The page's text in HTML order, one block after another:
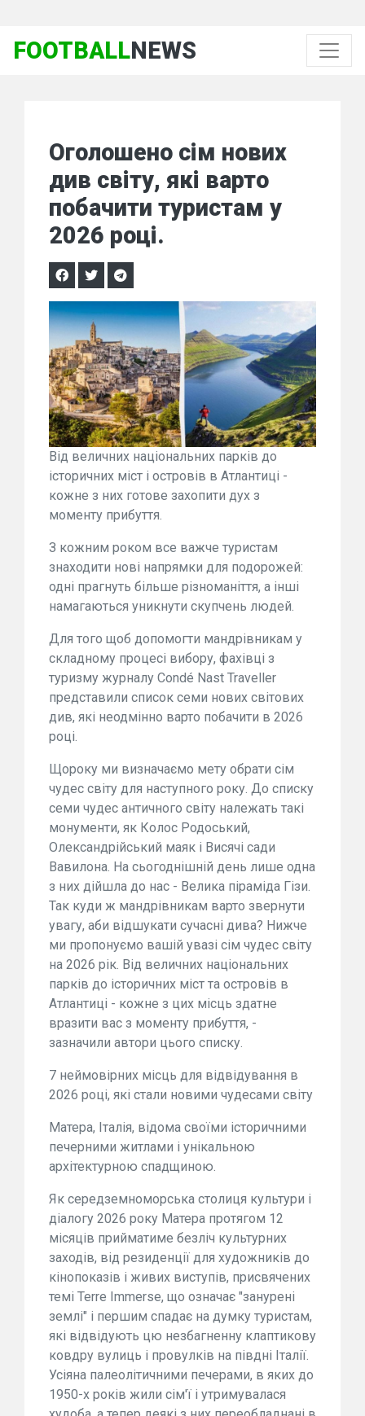
FOOTBALLNEWS
Оголошено сім нових
див світу, які варто
побачити туристам у
2026 році.
Від величних національних парків до
історичних міст і островів в Атлантиці -
кожне з них готове захопити дух з
моменту прибуття.
З кожним роком все важче туристам
знаходити нові напрямки для подорожей:
одні прагнуть більше різноманіття, а інші
намагаються уникнути скупчень людей.
Для того щоб допомогти мандрівникам у
складному процесі вибору, фахівці з
туризму журналу Condé Nast Traveller
представили список семи нових світових
див, які неодмінно варто побачити в 2026
році.
Щороку ми визначаємо мету обрати сім
чудес світу для наступного року. До списку
семи чудес античного світу належать такі
монументи, як Колос Родоський,
Олександрійський маяк і Висячі сади
Вавилона. На сьогоднішній день лише одна
з них дійшла до нас - Велика піраміда Гізи.
Так куди ж мандрівникам варто звернути
увагу, аби відшукати сучасні дива? Нижче
ми пропонуємо вашій увазі сім чудес світу
на 2026 рік. Від величних національних
парків до історичних міст та островів в
Атлантиці - кожне з цих місць здатне
вразити вас з моменту прибуття, -
зазначили автори цього списку.
7 неймовірних місць для відвідування в
2026 році, які стали новими чудесами світу
Матера, Італія, відома своїми історичними
печерними житлами і унікальною
архітектурною спадщиною.
Як середземноморська столиця культури і
діалогу 2026 року Матера протягом 12
місяців прийматиме безліч культурних
заходів, від резиденції для художників до
кінопоказів і живих виступів, присвячених
темі Terre Immerse, що означає "занурені
землі" і першим спадає на думку туристам,
які відвідують цю незбагненну клаптикову
ковдру вулиць і провулків на півдні Італії.
Усіяна палеолітичними печерами, в яких до
1950-х років жили сім'ї і утримувалася